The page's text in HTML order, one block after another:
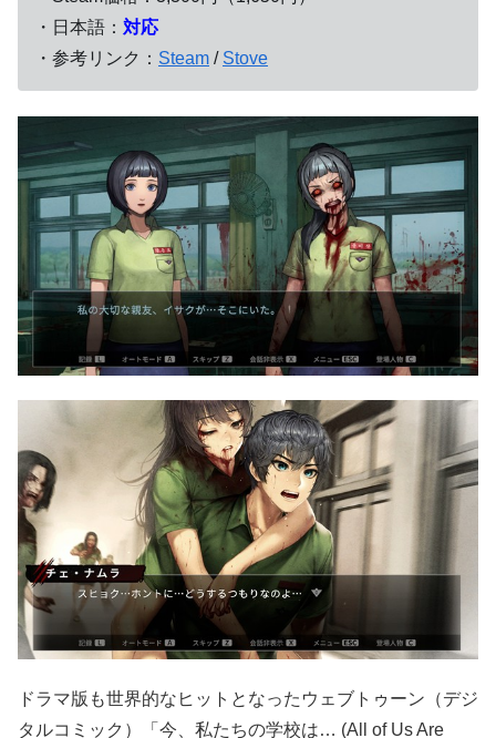
・日本語： 対応
・参考リンク： Steam / Stove
ドラマ版も世界的なヒットとなったウェブトゥーン（デジ
タルコミック）「今、私たちの学校は… (All of Us Are